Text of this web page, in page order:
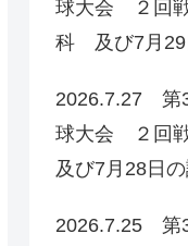
球大会 ２回
科 及び7月29
2026.7.27 第
球大会 ２回
及び7月28日
2026.7.25 第